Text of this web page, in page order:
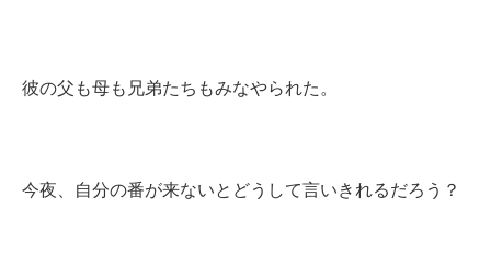
彼の父も母も兄弟たちもみなやられた。
今夜、自分の番が来ないとどうして言いきれるだろう？